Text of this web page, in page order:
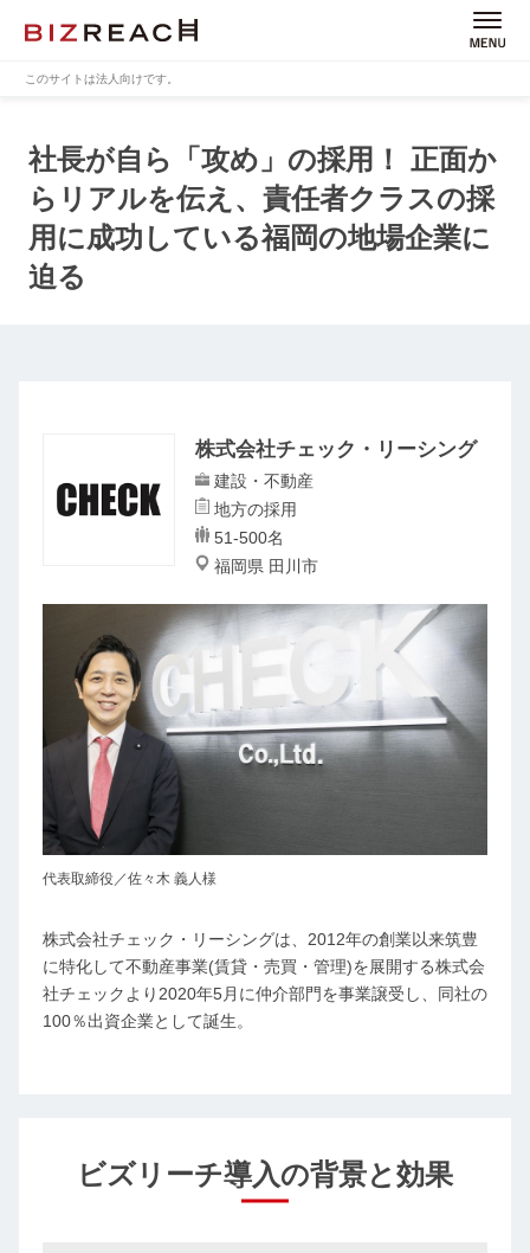
このサイトは法人向けです。
社長が自ら「攻め」の採用！
正面か
らリアルを伝え、責任者クラスの採
用に成功している福岡の地場企業に
迫る
株式会社チェック・リーシング
建設・不動産
地方の採用
51-500名
福岡県 田川市
代表取締役／佐々木 義人様
株式会社チェック・リーシングは、2012年の創業以来筑豊
に特化して不動産事業(賃貸・売買・管理)を展開する株式会
社チェックより2020年5月に仲介部門を事業譲受し、同社の
100％出資企業として誕生。
ビズリーチ導入の背景と効果